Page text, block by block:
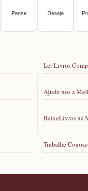
Pense Deseje
Ler Livros
Ajude-nos a
BaixeLivros na
Trabalhe